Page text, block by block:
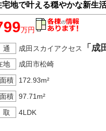
宅地で叶える穏やかな新生
万円
成田スカイアクセス 「成
地
成田市松崎
積
172.93m²
積
97.71m²
4LDK